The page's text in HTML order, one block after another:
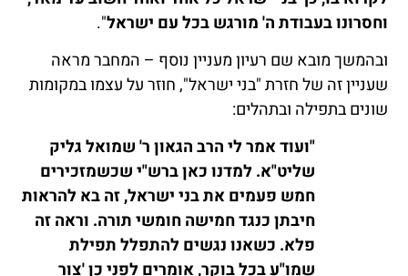
וחסרונו בעבודת ה' מורגש בכל עם ישראל".
ובהמשך מובא שם רעיון מעניין נוסף – המחבר מראה
שעניין זה של חזרת "בני ישראל", חוזר על עצמו במקומות
שונים בתפילה ובתהלים:
"ועוד אמר לי הרב הגאון ר' שמואל גליק
שליט"א. למדנו כאן ברש"י שכשמזכירים
חמש פעמים את בני ישראל, זה בא להראות
חיבתן כנגד חמישה חומשי תורה. וראה זה
פלא. כשאנו נגשים להתפלל תפילת
שמו"ע בכל בוקר, אומרים לפני כן 'צור